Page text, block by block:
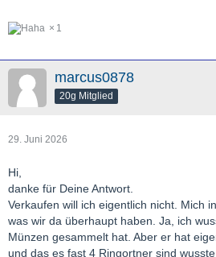
1
marcus0878
20g Mitglied
29. Juni 2026
Hi,
danke für Deine Antwort.
Verkaufen will ich eigentlich nicht. Mich
was wir da überhaupt haben. Ja, ich
Münzen gesammelt hat. Aber er hat
und das es fast 4 Ringortner sind